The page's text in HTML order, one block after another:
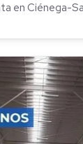
en Ciénega-